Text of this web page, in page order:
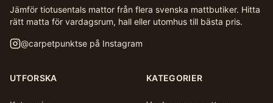
Jämför tiotusentals mattor från flera svenska mattbutiker. Hitta
rätt matta för vardagsrum, hall eller utomhus till bästa pris.
@carpetpunktse på Instagram
UTFORSKA KATEGORIER